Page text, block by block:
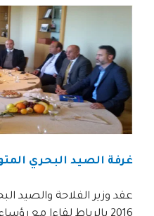
غرفة الصيد البحري